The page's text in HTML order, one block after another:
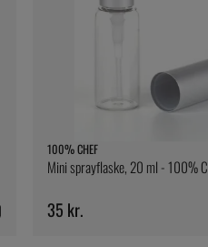
100% CHEF
Mini sprayflaske, 20 ml - 100%
35 kr.